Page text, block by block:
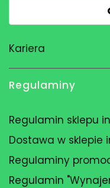
Kariera
Regulaminy
Regulamin sklepu
Dostawa w sklepie
Regulaminy
Regulamin